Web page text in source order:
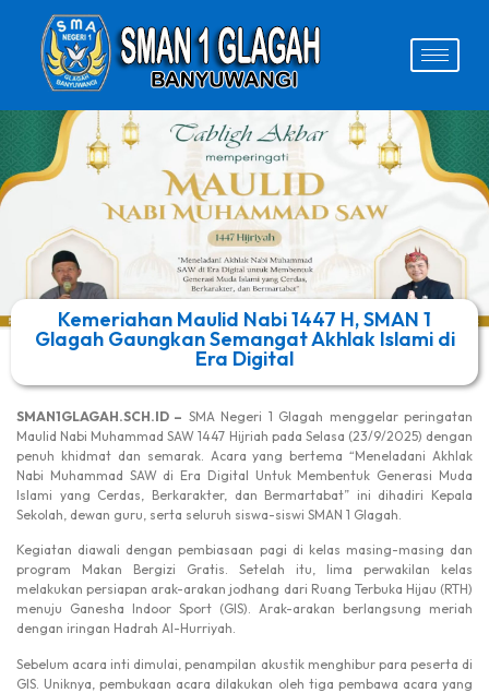
Kemeriahan Maulid Nabi 1447 H, SMAN 1
Glagah Gaungkan Semangat Akhlak Islami di
Era Digital
SMAN1GLAGAH.SCH.ID – SMA Negeri 1 Glagah menggelar peringatan
Maulid Nabi Muhammad SAW 1447 Hijriah pada Selasa (23/9/2025) dengan
penuh khidmat dan semarak. Acara yang bertema “Meneladani Akhlak
Nabi Muhammad SAW di Era Digital Untuk Membentuk Generasi Muda
Islami yang Cerdas, Berkarakter, dan Bermartabat” ini dihadiri Kepala
Sekolah, dewan guru, serta seluruh siswa-siswi SMAN 1 Glagah.
Kegiatan diawali dengan pembiasaan pagi di kelas masing-masing dan
program Makan Bergizi Gratis. Setelah itu, lima perwakilan kelas
melakukan persiapan arak-arakan jodhang dari Ruang Terbuka Hijau (RTH)
menuju Ganesha Indoor Sport (GIS). Arak-arakan berlangsung meriah
dengan iringan Hadrah Al-Hurriyah.
Sebelum acara inti dimulai, penampilan akustik menghibur para peserta di
GIS. Uniknya, pembukaan acara dilakukan oleh tiga pembawa acara yang